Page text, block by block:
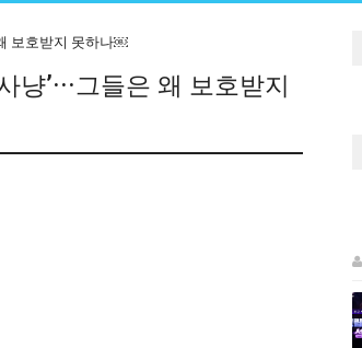
보호받지 못하나￼
’···그들은 왜 보호받지